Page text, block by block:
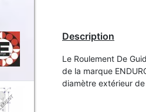
Description
Le Roulement De
de la marque
diamètre extérieur